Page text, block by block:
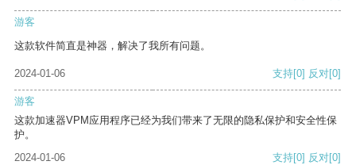
游客
这款软件简直是神器，解决了我所有问题。
2024-01-06 支持[0] 反对[0]
游客
这款加速器VPM应用程序已经为我们带来了无限的隐私保护和安全性保
护。
2024-01-06
支持[0] 反对[0]